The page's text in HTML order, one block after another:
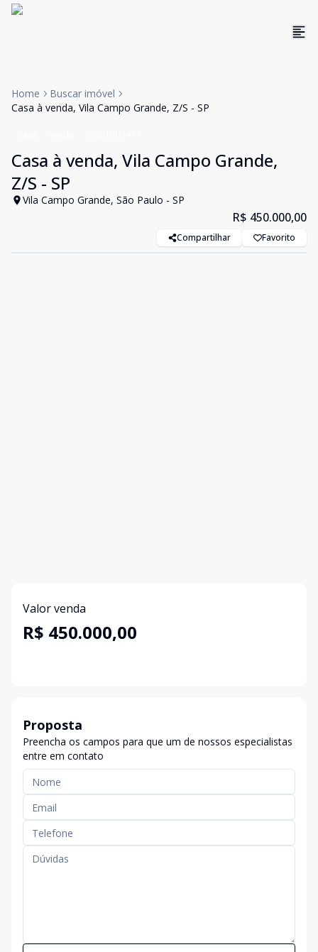
Home
Buscar imóvel
Casa à venda, Vila Campo Grande, Z/S - SP
Casa à venda, Vila Campo Grande,
Z/S - SP
Vila Campo Grande, São Paulo - SP
R$ 450.000,00
Compartilhar Favorito
Valor venda
R$ 450.000,00
Proposta
Preencha os campos para que um de nossos especialistas
entre em contato